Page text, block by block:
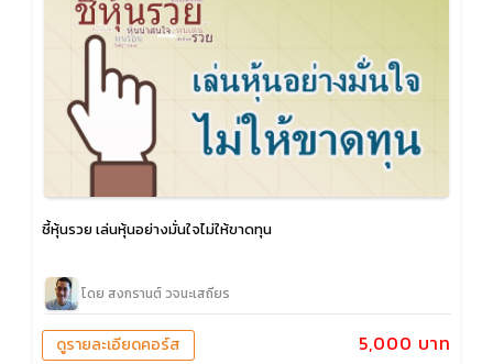
ชี้หุ้นรวย เล่นหุ้นอย่างมั่นใจไม่ให้ขาดทุน
โดย สงกรานต์ วจนะเสถียร
5,000 บาท
ดูรายละเอียดคอร์ส